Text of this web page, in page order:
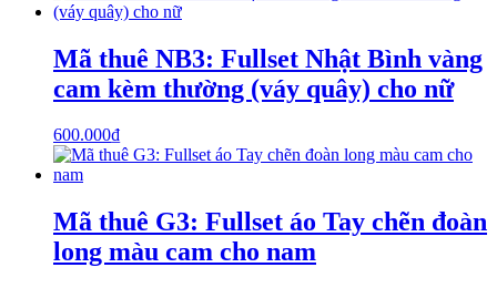
Mã thuê NB3: Fullset Nhật Bình vàng
cam kèm thường (váy quây) cho nữ
600.000₫
Mã thuê G3: Fullset áo Tay chẽn đoàn
long màu cam cho nam